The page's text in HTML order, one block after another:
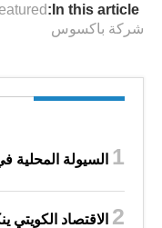
In this article:
شركة باكسوس
السيولة المحلية في قطر